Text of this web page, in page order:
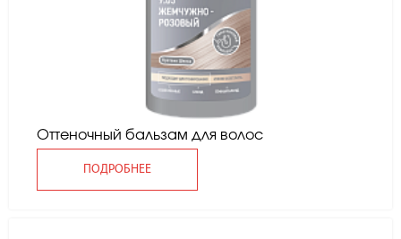
Оттеночный бальзам для волос
ПОДРОБНЕЕ